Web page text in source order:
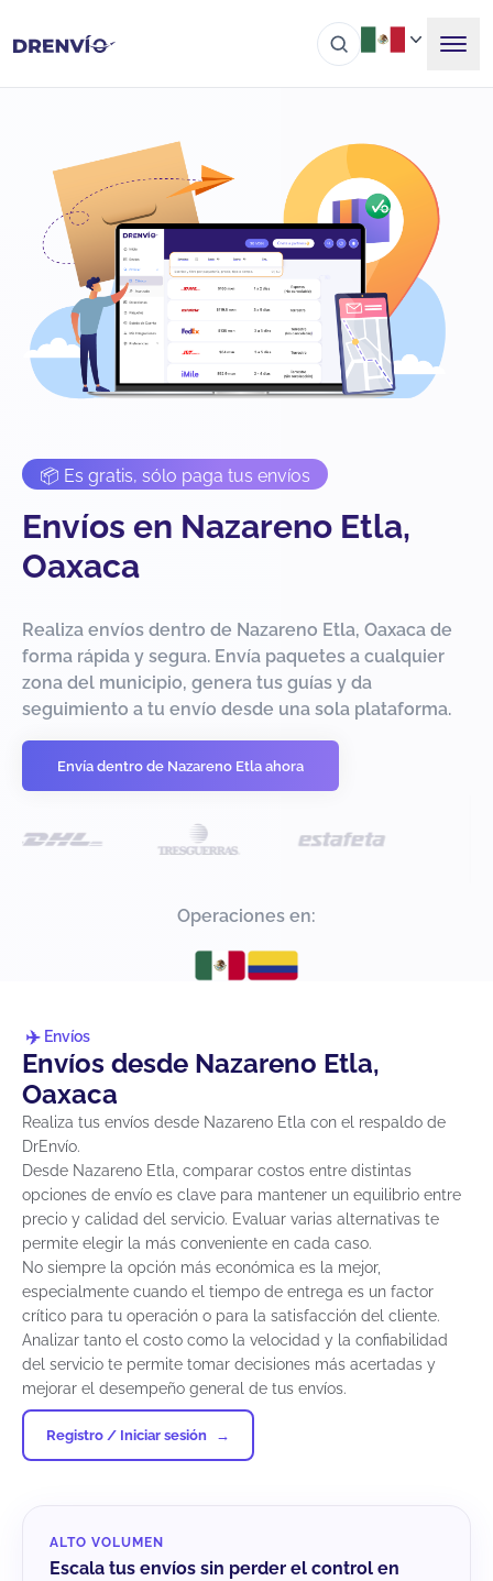
📦 Es gratis, sólo paga tus envíos
Envíos en Nazareno Etla,
Oaxaca
Realiza envíos dentro de Nazareno Etla, Oaxaca de
forma rápida y segura. Envía paquetes a cualquier
zona del municipio, genera tus guías y da
seguimiento a tu envío desde una sola plataforma.
Envía dentro de Nazareno Etla ahora
Operaciones en:
Envíos
Envíos desde Nazareno Etla,
Oaxaca
Realiza tus envíos desde Nazareno Etla con el respaldo de
DrEnvío.
Desde Nazareno Etla, comparar costos entre distintas
opciones de envío es clave para mantener un equilibrio entre
precio y calidad del servicio. Evaluar varias alternativas te
permite elegir la más conveniente en cada caso.
No siempre la opción más económica es la mejor,
especialmente cuando el tiempo de entrega es un factor
crítico para tu operación o para la satisfacción del cliente.
Analizar tanto el costo como la velocidad y la confiabilidad
del servicio te permite tomar decisiones más acertadas y
mejorar el desempeño general de tus envíos.
Registro / Iniciar sesión
ALTO VOLUMEN
Escala tus envíos sin perder el control en